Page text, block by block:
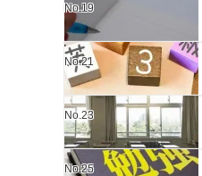
No.19
No.21
No.23
No.25